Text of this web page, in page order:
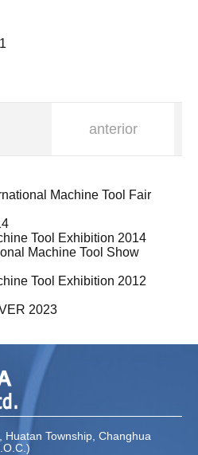
anterior
Machine Tool Fair
Tool Exhibition 2014
Machine Tool Show
Tool Exhibition 2012
2023
Huatan Township Changhua